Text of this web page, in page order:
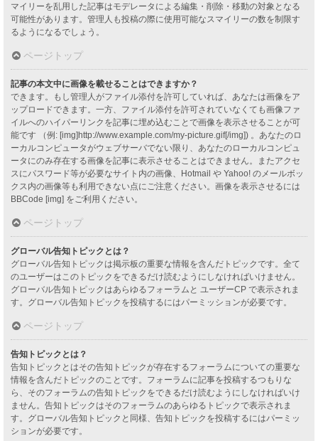
マイリーを乱用した記事はモデレータによる編集・削除・移動の対象となる
可能性があります。管理人も投稿の際に使用可能なスマイリーの数を制限す
るようになるでしょう。
ページトップ
記事の本文中に画像を載せることはできますか？
できます。もし管理人がファイル添付を許可していれば、あなたは画像をア
ップロードできます。一方、ファイル添付を許可されていなくても画像ファ
イルへのハイパーリンクを記事に埋め込むことで画像を表示させることが可
能です （例: [img]http://www.example.com/my-picture.gif[/img]) 。あなたのロ
ーカルコンピュータがウェブサーバでない限り、あなたのローカルコンピュ
ータにのみ存在する画像を記事に表示させることはできません。またアクセ
スにパスワード等が必要なサイト内の画像、Hotmail や Yahoo! のメールボッ
クス内の画像等も利用できない点にご注意ください。画像を表示させるには
BBCode [img] をご利用ください。
ページトップ
グローバル告知トピックとは？
グローバル告知トピックは掲示板の重要な情報を含んだトピックです。全て
のユーザーはこのトピックをできるだけ読むようにしなければいけません。
グローバル告知トピックはあらゆるフォーラムと ユーザーCP で表示されま
す。グローバル告知トピックを投稿するにはパーミッションが必要です。
ページトップ
告知トピックとは？
告知トピックとはその告知トピックが存在するフォーラムについての重要な
情報を含んだトピックのことです。フォーラムに記事を投稿するつもりな
ら、そのフォーラムの告知トピックをできるだけ読むようにしなければいけ
ません。告知トピックはそのフォーラムのあらゆるトピックで表示されま
す。グローバル告知トピックと同様、告知トピックを投稿するにはパーミッ
ションが必要です。